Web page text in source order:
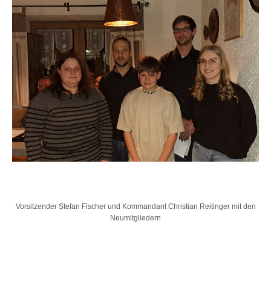
Vorsitzender Stefan Fischer und Kommandant Christian Reitinger mit den
Neumitgliedern